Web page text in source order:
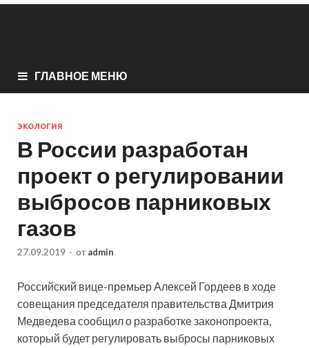
ГЛАВНОЕ МЕНЮ
ЭКОЛОГИЯ
В России разработан
проект о регулировании
выбросов парниковых
газов
27.09.2019 - от admin
Российский вице-премьер Алексей Гордеев в ходе
совещания председателя правительства Дмитрия
Медведева сообщил о разработке законопроекта,
который будет регулировать выбросы парниковых